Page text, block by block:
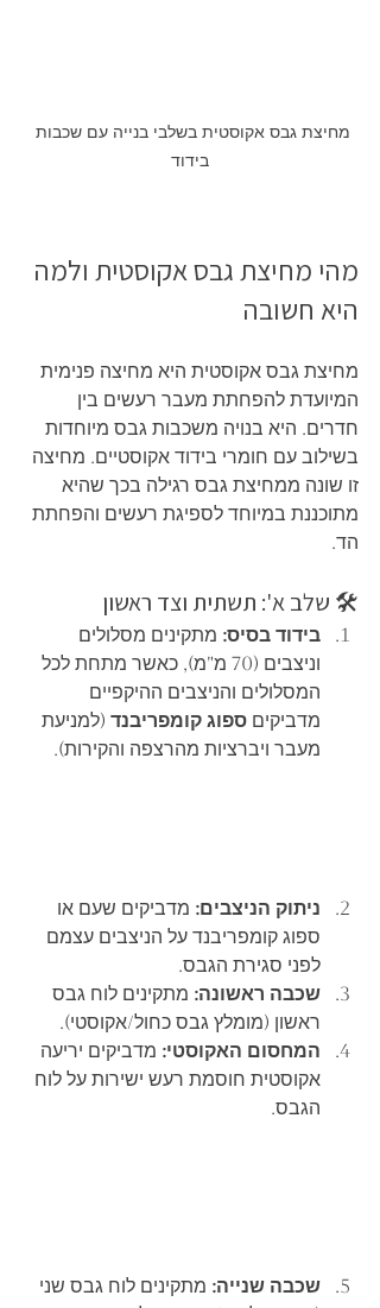
מחיצת גבס אקוסטית בשלבי בנייה עם שכבות
בידוד
מהי מחיצת גבס אקוסטית ולמה
היא חשובה
מחיצת גבס אקוסטית היא מחיצה פנימית
המיועדת להפחתת מעבר רעשים בין
חדרים. היא בנויה משכבות גבס מיוחדות
בשילוב עם חומרי בידוד אקוסטיים. מחיצה
זו שונה ממחיצת גבס רגילה בכך שהיא
מתוכננת במיוחד לספיגת רעשים והפחתת
הד.
🛠️ שלב א': תשתית וצד ראשון
בידוד בסיס: מתקינים מסלולים
וניצבים (70 מ"מ), כאשר מתחת לכל
המסלולים והניצבים ההיקפיים
מדביקים ספוג קומפריבנד (למניעת
מעבר ויברציות מהרצפה והקירות).
ניתוק הניצבים: מדביקים שעם או
ספוג קומפריבנד על הניצבים עצמם
לפני סגירת הגבס.
שכבה ראשונה: מתקינים לוח גבס
ראשון (מומלץ גבס כחול/אקוסטי).
המחסום האקוסטי: מדביקים יריעה
אקוסטית חוסמת רעש ישירות על לוח
הגבס.
שכבה שנייה: מתקינים לוח גבס שני